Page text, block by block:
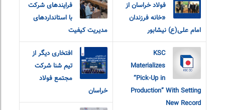
فولاد خراسان از
«خانه فرزندان
امام‌ علی(ع) نیشابور
فرایندهای شرکت
با استانداردهای
مدیریت کیفیت
KSC
Materializes
“Pick-Up in
Production” With Setting
New Record
افتخاری دیگر از
تیم شنا شرکت
مجتمع فولاد
خراسان